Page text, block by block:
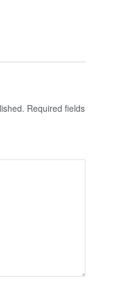
Required fields